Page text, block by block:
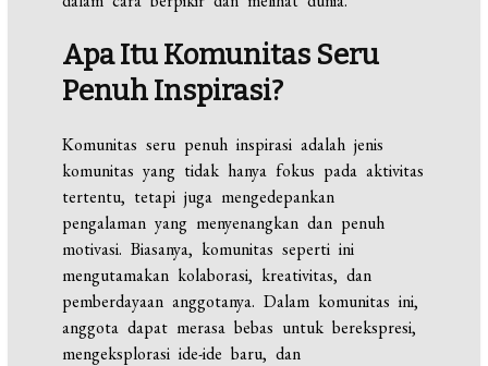
Apa Itu Komunitas Seru
Penuh Inspirasi?
Komunitas seru penuh inspirasi adalah jenis
komunitas yang tidak hanya fokus pada aktivitas
tertentu, tetapi juga mengedepankan
pengalaman yang menyenangkan dan penuh
motivasi. Biasanya, komunitas seperti ini
mengutamakan kolaborasi, kreativitas, dan
pemberdayaan anggotanya. Dalam komunitas ini,
anggota dapat merasa bebas untuk berekspresi,
mengeksplorasi ide-ide baru, dan